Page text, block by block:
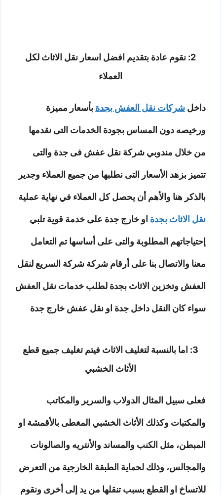
2: نقوم عادة بتقديم افضل اسعار نقل الاثاث لكل
العملاء
داخل شركات نقل العفش بجدة بأسعار مميزة
ورخيصه دون المساس بجودة الخدمات التى نقدمها
من خلال مندوبي شركة نقل عفش فى جدة والتى
تتميز بزهد الأسعار التى نطلبها من جميع العملاء وجدير
بالذكر هنا والأهم أن يحصل كل العملاء في نهاية عملية
نقل الاثاث بجدة او خارج جدة على خدمة قوية تلبي
إحتياجاتهم المطلوبة والتى على أساسها تم التعامل
معنا والاتصال بنا على أرقام شركة شركة السريع لنقل
العفش وتخزين الاثاث بجدة لطلب خدمات نقل العفش
سواء كان النقل داخل جدة او نقل عفش خارج جدة
3: اما بالنسبة لتغليف الاثاث فيتم تغليف جميع قطع
الأثاث الخشبي
فعلى سبيل المثال الدولاب والسرير والمكاتب
والمكتبات وكذلك الأثاث الخشبي المغطى بالأقمشة او
المبطن، مثل الكنب والمساند والأنتريه والصالونات
والمجالس، وذلك لحماية الطبقة الخارجية من التعرض
للاتساخ او القطع بسبب تنقلها من يد إلى أخرى ونقوم